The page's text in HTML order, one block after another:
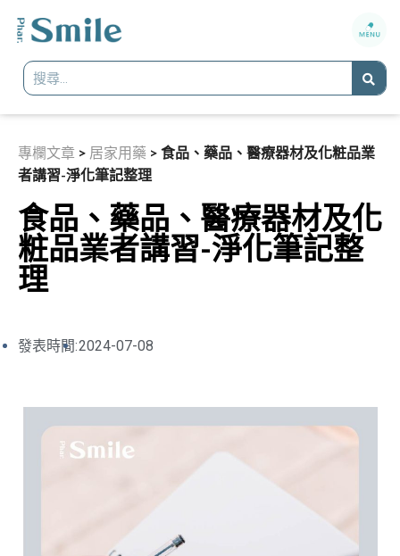
專欄文章 > 居家用藥 > 食品、藥品、醫療器材及化粧品業
者講習-淨化筆記整理
食品、藥品、醫療器材及化
粧品業者講習-淨化筆記整
理
發表時間:2024-07-08